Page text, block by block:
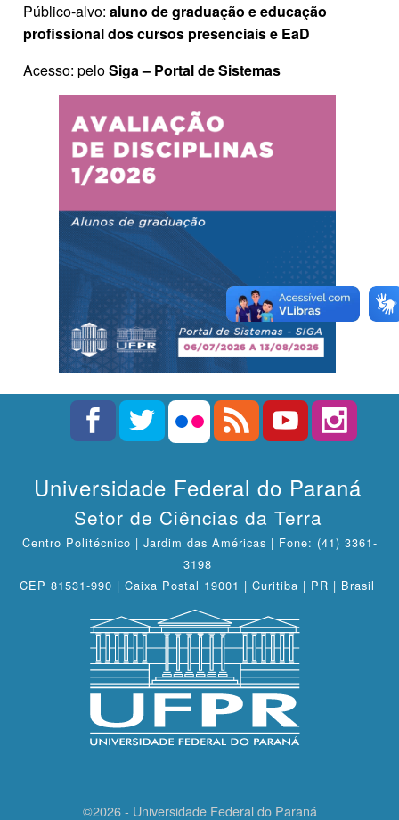
Público-alvo: aluno de graduação e educação
profissional dos cursos presenciais e EaD
Acesso: peloSiga – Portal de Sistemas
Universidade Federal do Paraná
Setor de Ciências da Terra
Centro Politécnico | Jardim das Américas | Fone: (41) 3361-
3198
CEP 81531-990 | Caixa Postal 19001 | Curitiba | PR | Brasil
©2026 - Universidade Federal do Paraná